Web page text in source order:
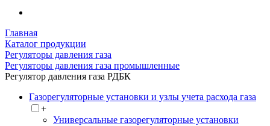
Главная
Каталог продукции
Регуляторы давления газа
Регуляторы давления газа промышленные
Регулятор давления газа РДБК
Газорегуляторные установки и узлы учета расхода газа
+
Универсальные газорегуляторные установки